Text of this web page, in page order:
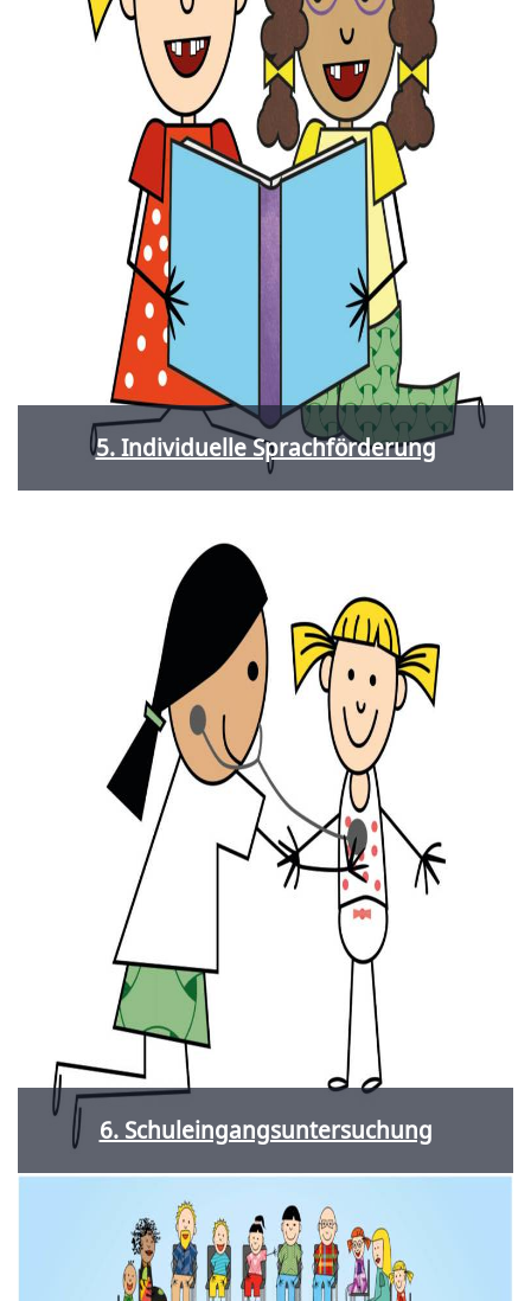
5. Individuelle Sprachförderung
6. Schuleingangsuntersuchung